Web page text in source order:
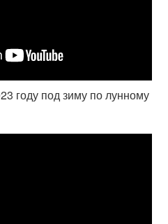
году под зиму по лунному